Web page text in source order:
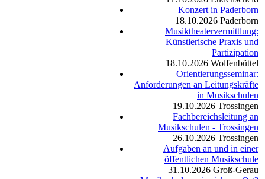
Konzert in Paderborn
18.10.2026 Paderborn
Musiktheatervermittlung:
Künstlerische Praxis und
Partizipation
18.10.2026 Wolfenbüttel
Orientierungsseminar:
Anforderungen an Leitungskräfte
in Musikschulen
19.10.2026 Trossingen
Fachbereichsleitung an
Musikschulen - Trossingen
26.10.2026 Trossingen
Aufgaben an und in einer
öffentlichen Musikschule
31.10.2026 Groß-Gerau